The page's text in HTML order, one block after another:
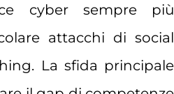
cyber sempre più
attacchi di social
La sfida principale